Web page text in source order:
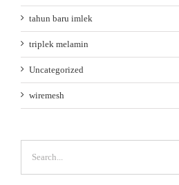
tahun baru imlek
triplek melamin
Uncategorized
wiremesh
for: